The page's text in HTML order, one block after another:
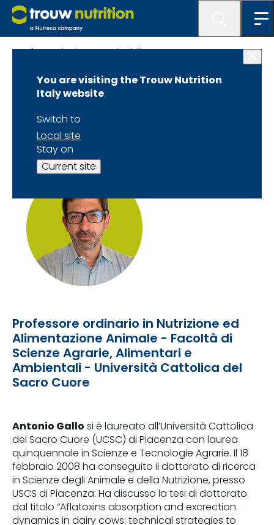
You are visiting the Trouw Nutrition
Italy website
Switch to
Local site
Stay on
Current site
Informazioni su Sustainability TTTC
Biografia di Antonio
Gallo - Relatore
Professore ordinario in Nutrizione ed
Alimentazione Animale - Facoltà di
Scienze Agrarie, Alimentari e
Ambientali - Università Cattolica del
Sacro Cuore
Antonio Gallo si è laureato all’Università Cattolica
del Sacro Cuore (UCSC) di Piacenza con laurea
quinquennale in Scienze e Tecnologie Agrarie. Il 18
febbraio 2008 ha conseguito il dottorato di ricerca
in Scienze degli Animale e della Nutrizione, presso
USCS di Piacenza. Ha discusso la tesi di dottorato
dal titolo “Aflatoxins absorption and excrection
dynamics in dairy cows: technical strategies to